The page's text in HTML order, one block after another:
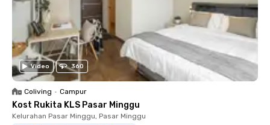
Video 360
Coliving • Campur
Kost Rukita KLS Pasar Minggu
Kelurahan Pasar Minggu, Pasar Minggu